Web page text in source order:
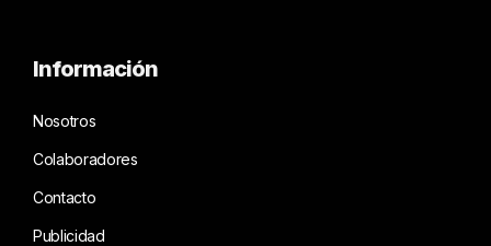
Información
Nosotros
Colaboradores
Contacto
Publicidad